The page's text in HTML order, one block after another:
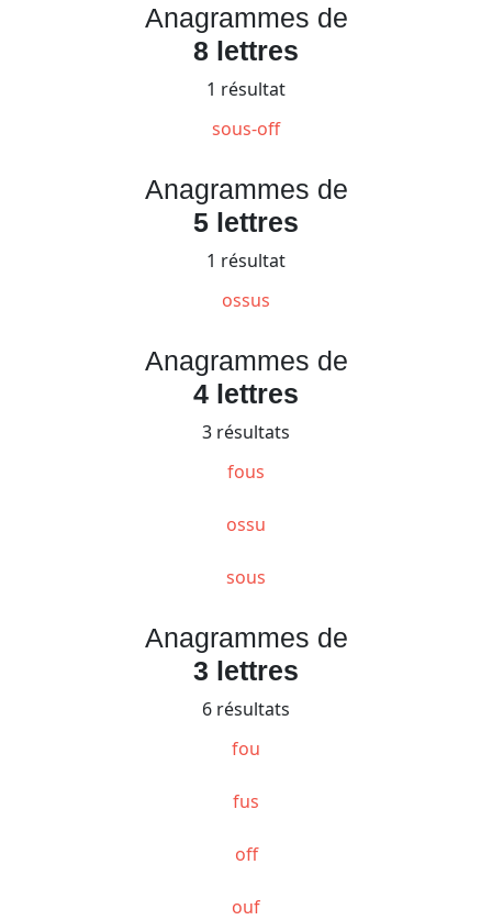
Anagrammes de
8 lettres
1 résultat
sous-off
Anagrammes de
5 lettres
1 résultat
ossus
Anagrammes de
4 lettres
3 résultats
fous
ossu
sous
Anagrammes de
3 lettres
6 résultats
fou
fus
off
ouf